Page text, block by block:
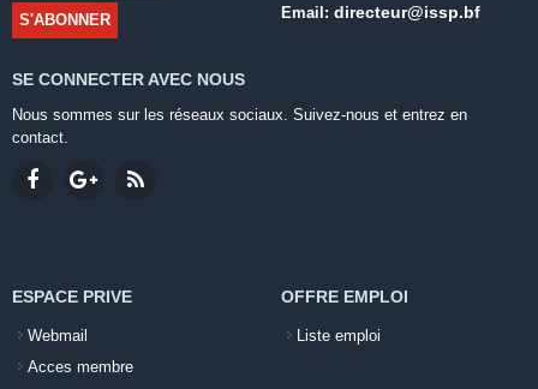
Email: directeur@issp.bf
SE CONNECTER AVEC NOUS
Nous sommes sur les réseaux sociaux. Suivez-nous et entrez en
contact.
ESPACE PRIVE
Webmail
Acces membre
OFFRE EMPLOI
Liste emploi